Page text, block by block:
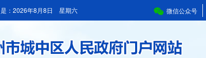
微信公众号
： 2026年8月8日 星期六